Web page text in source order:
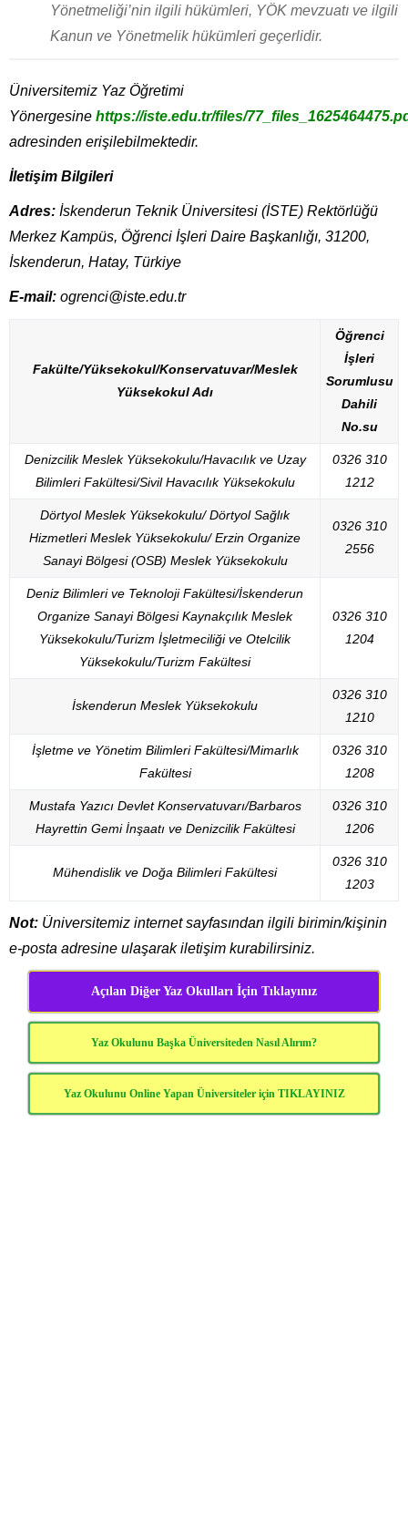
Yönetmeliği’nin ilgili hükümleri, YÖK mevzuatı ve ilgili
Kanun ve Yönetmelik hükümleri geçerlidir.
Üniversitemiz Yaz Öğretimi
Yönergesine https://iste.edu.tr/files/
adresinden erişilebilmektedir.
İletişim Bilgileri
Adres: İskenderun Teknik Üniversitesi (İSTE) Rektörlüğü
Merkez Kampüs, Öğrenci İşleri Daire Başkanlığı, 31200,
İskenderun, Hatay, Türkiye
E-mail: ogrenci@iste.edu.tr
Fakülte/Yüksekokul/Konservatuvar/Meslek
Yüksekokul Adı
Öğrenci
İşleri
Sorumlusu
Dahili
No.su
Denizcilik Meslek Yüksekokulu/Havacılık ve Uzay
Bilimleri Fakültesi/Sivil Havacılık Yüksekokulu
0326 310
1212
Dörtyol Meslek Yüksekokulu/ Dörtyol Sağlık
Hizmetleri Meslek Yüksekokulu/ Erzin Organize
Sanayi Bölgesi (OSB) Meslek Yüksekokulu
0326 310
2556
Deniz Bilimleri ve Teknoloji Fakültesi/İskenderun
Organize Sanayi Bölgesi Kaynakçılık Meslek
Yüksekokulu/Turizm İşletmeciliği ve Otelcilik
Yüksekokulu/Turizm Fakültesi
0326 310
1204
İskenderun Meslek Yüksekokulu
0326 310
1210
İşletme ve Yönetim Bilimleri Fakültesi/Mimarlık
Fakültesi
0326 310
1208
Mustafa Yazıcı Devlet Konservatuvarı/Barbaros
Hayrettin Gemi İnşaatı ve Denizcilik Fakültesi
0326 310
1206
Mühendislik ve Doğa Bilimleri Fakültesi
0326 310
1203
Not: Üniversitemiz internet sayfasından ilgili birimin/kişinin
e-posta adresine ulaşarak iletişim kurabilirsiniz.
Açılan Diğer Yaz Okulları İçin Tıklayınız
Yaz Okulunu Başka Üniversiteden Nasıl Alırım?
Yaz Okulunu Online Yapan Üniversiteler için TIKLAYINIZ